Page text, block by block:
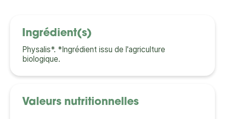
Ingrédient(s)
Physalis*. *Ingrédient issu de l'agriculture
biologique.
Valeurs nutritionnelles